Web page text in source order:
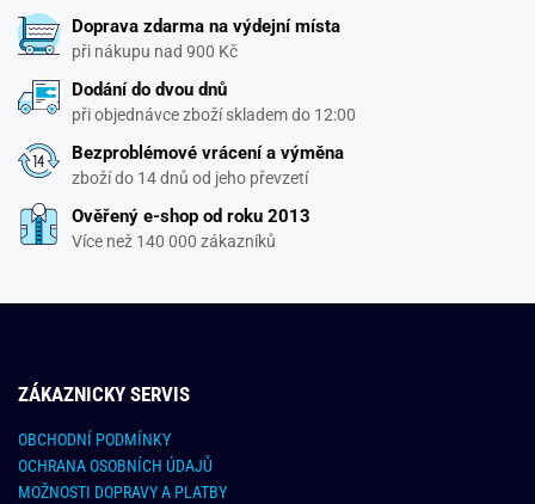
Doprava zdarma na výdejní místa
při nákupu nad 900 Kč
Dodání do dvou dnů
při objednávce zboží skladem do 12:00
Bezproblémové vrácení a výměna
zboží do 14 dnů od jeho převzetí
Ověřený e-shop od roku 2013
Více než 140 000 zákazníků
ZÁKAZNICKY SERVIS
OBCHODNÍ PODMÍNKY
OCHRANA OSOBNÍCH ÚDAJŮ
MOŽNOSTI DOPRAVY A PLATBY